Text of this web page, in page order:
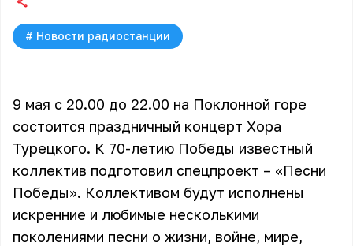
# Новости радиостанции
9 мая с 20.00 до 22.00 на Поклонной горе
состоится праздничный концерт Хора
Турецкого. К 70-летию Победы известный
коллектив подготовил спецпроект – «Песни
Победы». Коллективом будут исполнены
искренние и любимые несколькими
поколениями песни о жизни, войне, мире,